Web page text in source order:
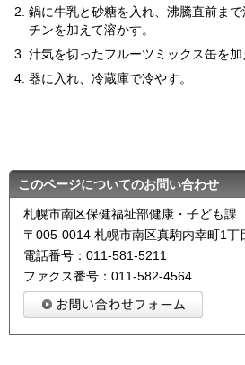
鍋に牛乳と砂糖を入れ、沸騰直前ま
チンを加えて溶かす。
汁気を切ったフルーツミックス缶を加
器に入れ、冷蔵庫で冷やす。
このページについてのお問い合わせ
札幌市南区保健福祉部健康・子ども課
〒005-0014 札幌市南区真駒内幸町1丁
電話番号：011-581-5211
ファクス番号：011-582-4564